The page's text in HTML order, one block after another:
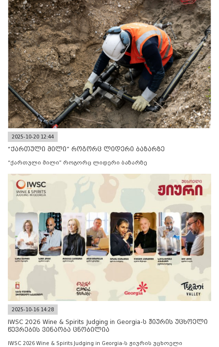
2025-10-20 12:44
“ქართული მილი” როგორც ლიდერი ბაზარზე
“ქართული მილი” როგორც ლიდერი ბაზარზე
2025-10-16 14:28
IWSC 2026 Wine & Spirits Judging in Georgia-ს ჟიურის უცხოელი
წევრების ვინაობა ცნობილია
IWSC 2026 Wine & Spirits Judging in Georgia-ს ჟიურის უცხოელი